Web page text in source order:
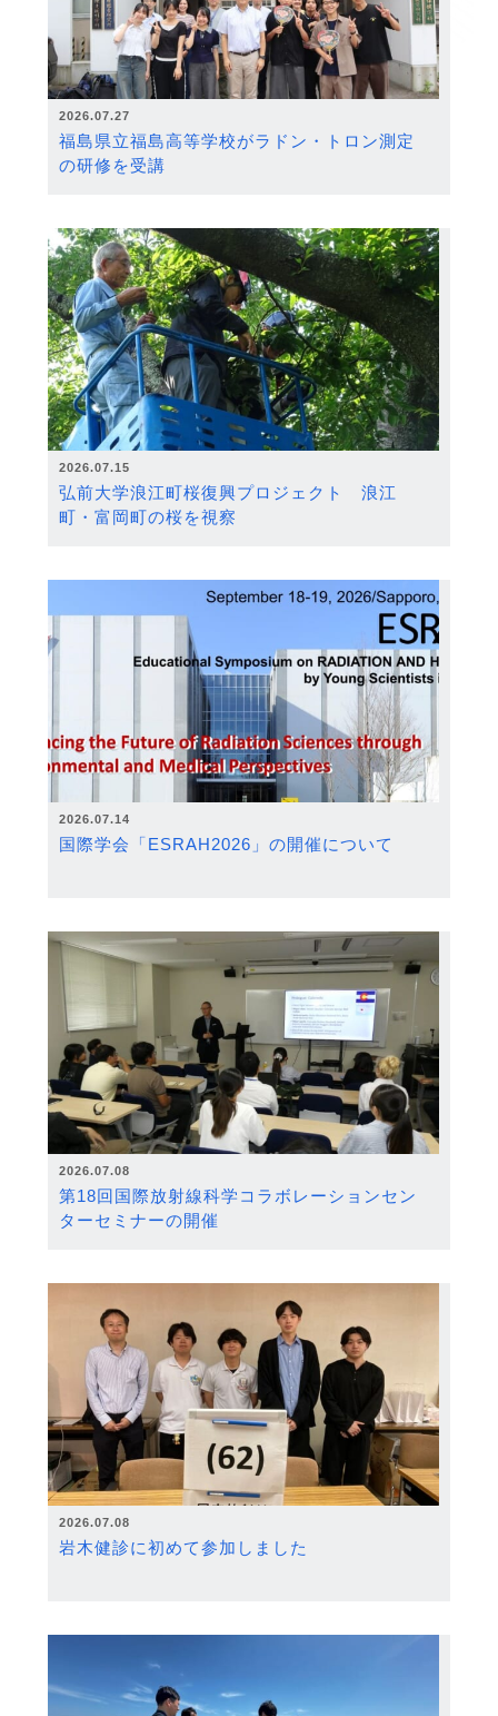
2026.07.27
福島県立福島高等学校がラドン・トロン測定
の研修を受講
2026.07.15
弘前大学浪江町桜復興プロジェクト 浪江
町・富岡町の桜を視察
2026.07.14
国際学会「ESRAH2026」の開催について
2026.07.08
第18回国際放射線科学コラボレーションセン
ターセミナーの開催
2026.07.08
岩木健診に初めて参加しました